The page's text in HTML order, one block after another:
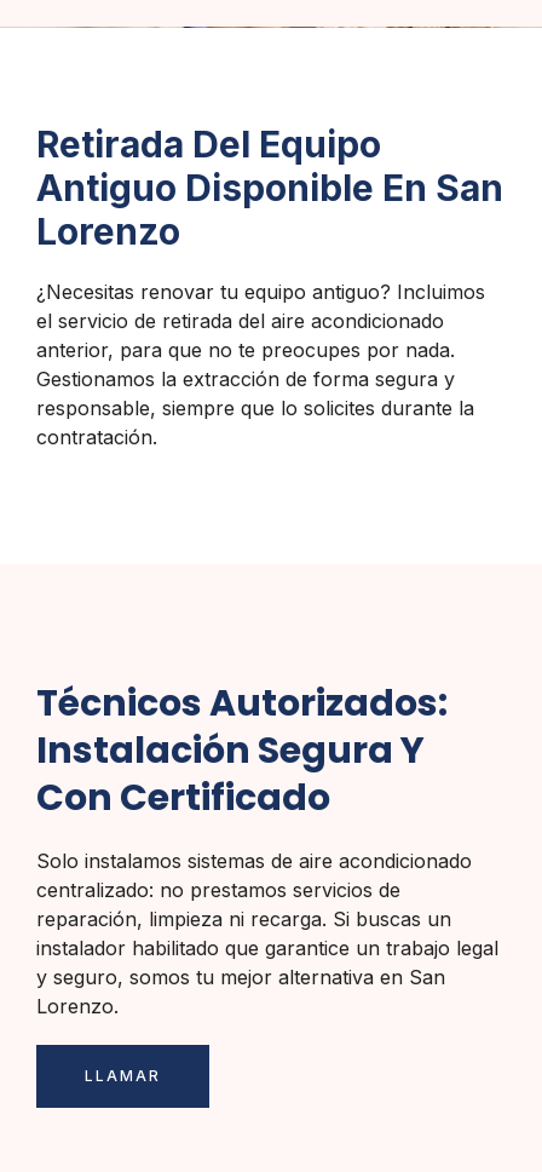
Retirada Del Equipo
Antiguo Disponible En San
Lorenzo
¿Necesitas renovar tu equipo antiguo? Incluimos
el servicio de retirada del aire acondicionado
anterior, para que no te preocupes por nada.
Gestionamos la extracción de forma segura y
responsable, siempre que lo solicites durante la
contratación.
Técnicos Autorizados:
Instalación Segura Y
Con Certificado
Solo instalamos sistemas de aire acondicionado
centralizado: no prestamos servicios de
reparación, limpieza ni recarga. Si buscas un
instalador habilitado que garantice un trabajo legal
y seguro, somos tu mejor alternativa en San
Lorenzo.
LLAMAR